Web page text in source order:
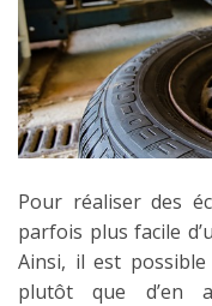
Pour réaliser des
parfois plus facile
Ainsi, il est
plutôt que d’en